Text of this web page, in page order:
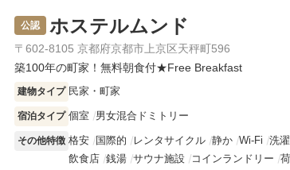
公認 ホステルムンド
〒602-8105 京都府京都市上京区天秤町596
築100年の町家！無料朝食付★Free Breakfast
建物タイプ 民家・町家
宿泊タイプ 個室 男女混合ドミトリー
その他特徴 格安 国際的 レンタサイクル 静か Wi-Fi 洗
飲食店 銭湯 サウナ施設 コインランドリー